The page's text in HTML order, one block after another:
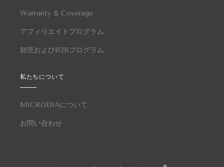
Warranty & Coverage
アフィリエイトプログラム
卸売およびB2Bプログラム
私たちについて
MICRODIAについて
お問い合わせ